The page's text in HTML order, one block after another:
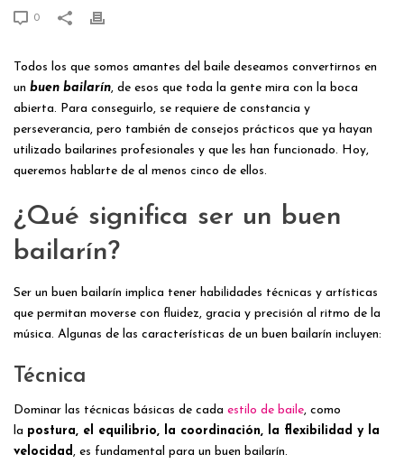
0
Todos los que somos amantes del baile deseamos convertirnos en
un buen bailarín, de esos que toda la gente mira con la boca
abierta. Para conseguirlo, se requiere de constancia y
perseverancia, pero también de consejos prácticos que ya hayan
utilizado bailarines profesionales y que les han funcionado. Hoy,
queremos hablarte de al menos cinco de ellos.
¿Qué significa ser un buen
bailarín?
Ser un buen bailarín implica tener habilidades técnicas y artísticas
que permitan moverse con fluidez, gracia y precisión al ritmo de la
música. Algunas de las características de un buen bailarín incluyen:
Técnica
Dominar las técnicas básicas de cada estilo de baile, como
la postura, el equilibrio, la coordinación, la flexibilidad y la
velocidad , es fundamental para un buen bailarín.